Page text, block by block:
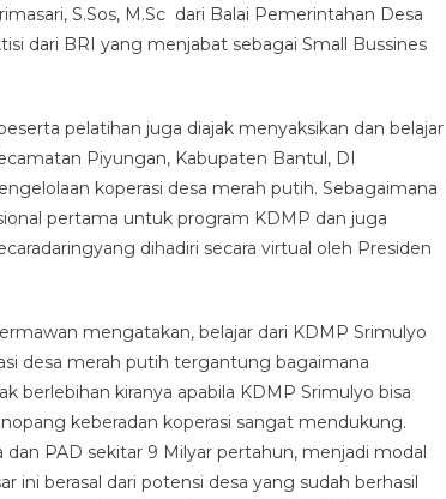
S.Sos, M.Sc dari Balai Pemerintahan Desa
dari BRI yang menjabat sebagai Small Bussines
pelatihan juga diajak menyaksikan dan belajar
Piyungan, Kabupaten Bantul, DI
koperasi desa merah putih. Sebagaimana
pertama untuk program KDMP dan juga
dihadiri secara virtual oleh Presiden
mengatakan, belajar dari KDMP Srimulyo
desa merah putih tergantung bagaimana
berlebihan kiranya apabila KDMP Srimulyo bisa
keberadan koperasi sangat mendukung.
PAD sekitar 9 Milyar pertahun, menjadi modal
ini berasal dari potensi desa yang sudah berhasil